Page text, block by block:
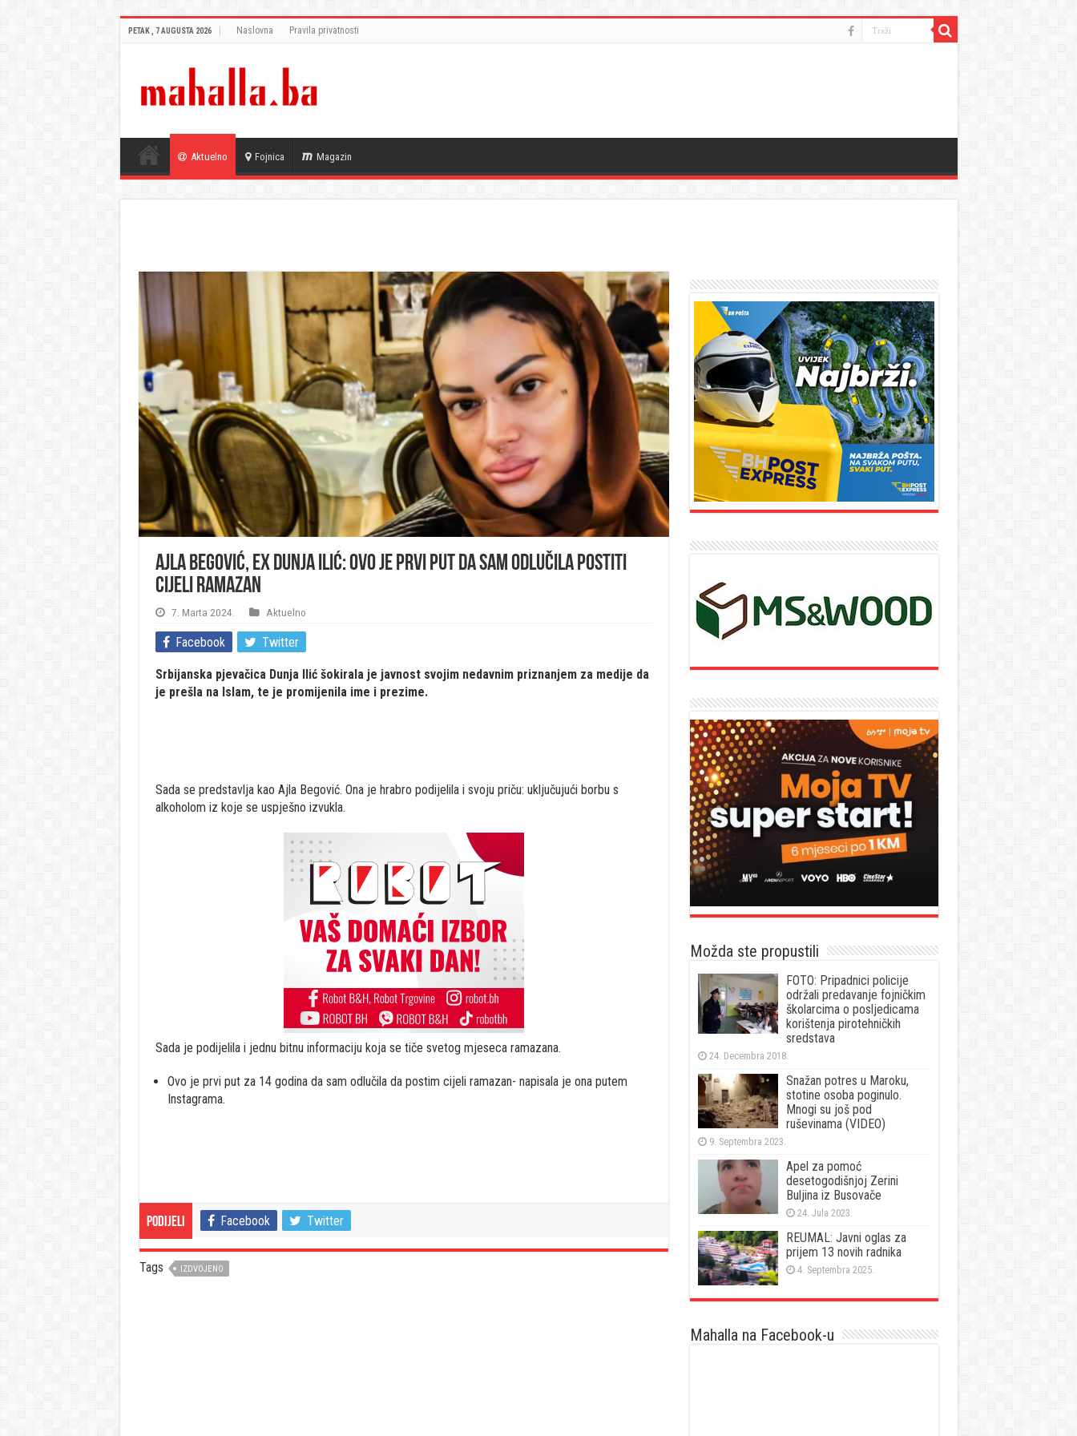
PETAK , 7 AUGUSTA 2026 Naslovna Pravila privatnosti
Aktuelno Fojnica Magazin
Ajla Begović, ex Dunja Ilić: Ovo je prvi put da sam odlučila postiti
cijeli ramazan
7. Marta 2024. Aktuelno
Facebook Twitter
Srbijanska pjevačica Dunja Ilić šokirala je javnost svojim nedavnim priznanjem za medije da
je prešla na Islam, te je promijenila ime i prezime.
Sada se predstavlja kao Ajla Begović. Ona je hrabro podijelila i svoju priču: uključujući borbu s
alkoholom iz koje se uspješno izvukla.
Sada je podijelila i jednu bitnu informaciju koja se tiče svetog mjeseca ramazana.
Ovo je prvi put za 14 godina da sam odlučila da postim cijeli ramazan- napisala je ona putem
Instagrama.
Podijeli Facebook Twitter
Tags IZDVOJENO
Možda ste propustili
FOTO: Pripadnici policije
održali predavanje fojničkim
školarcima o posljedicama
korištenja pirotehničkih
sredstava
24. Decembra 2018.
Snažan potres u Maroku,
stotine osoba poginulo.
Mnogi su još pod
ruševinama (VIDEO)
9. Septembra 2023.
Apel za pomoć
desetogodišnjoj Zerini
Buljina iz Busovače
24. Jula 2023.
REUMAL: Javni oglas za
prijem 13 novih radnika
4. Septembra 2025.
Mahalla na Facebook-u